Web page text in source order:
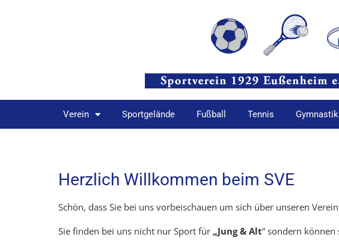
Verein Sportgelände Fußball Tennis Gymnastik
Herzlich Willkommen beim SVE
Schön, dass Sie bei uns vorbeischauen um sich über unseren
Sie finden bei uns nicht nur Sport für „Jung & Alt“ sondern können